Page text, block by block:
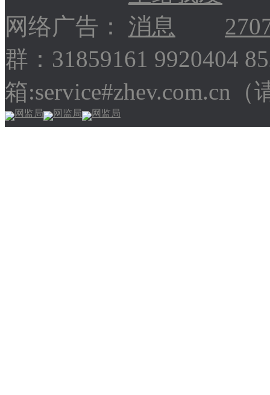
网络广告：
群：31859161 9920404
箱:service#zhev.com.cn